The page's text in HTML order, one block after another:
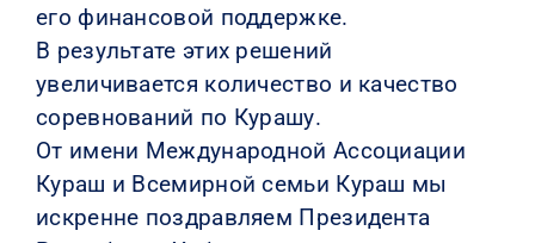
его финансовой поддержке.
В результате этих решений
увеличивается количество и качество
соревнований по Курашу.
От имени Международной Ассоциации
Кураш и Всемирной семьи Кураш мы
искренне поздравляем Президента